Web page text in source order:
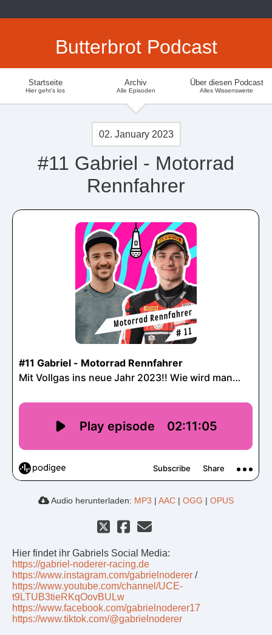
Butterbrot Podcast
Startseite
Hier geht's los
Archiv
Alle Episoden
Über diesen Podcast
Alles Wissenswerte
02. January 2023
#11 Gabriel - Motorrad
Rennfahrer
Audio herunterladen: MP3 | AAC | OGG | OPUS
Hier findet ihr Gabriels Social Media:
https://gabriel-noderer-racing.de
https://www.instagram.com/gabrielnoderer /
https://www.youtube.com/channel/UCE-
t9LTUB3tieRKqOovBULw
https://www.facebook.com/gabrielnoderer17
https://www.tiktok.com/@gabrielnoderer